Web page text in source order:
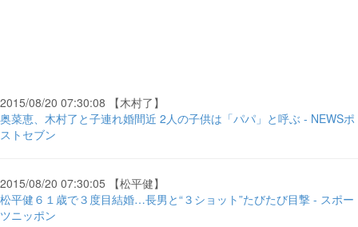
2015/08/20 07:30:08 【木村了】
奥菜恵、木村了と子連れ婚間近 2人の子供は「パパ」と呼ぶ - NEWSポ
ストセブン
2015/08/20 07:30:05 【松平健】
松平健６１歳で３度目結婚…長男と“３ショット”たびたび目撃 - スポー
ツニッポン